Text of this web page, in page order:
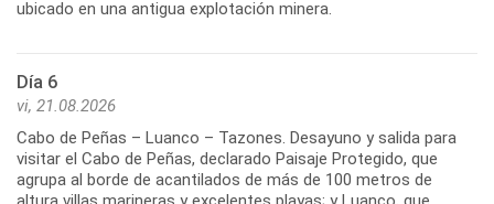
Día 6
vi, 21.08.2026
Cabo de Peñas – Luanco – Tazones. Desayuno y salida para
visitar el Cabo de Peñas, declarado Paisaje Protegido, que
agrupa al borde de acantilados de más de 100 metros de